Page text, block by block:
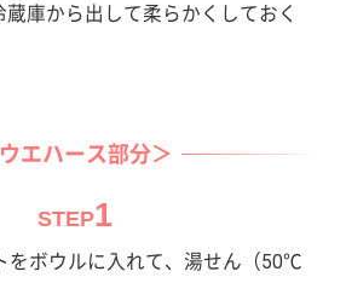
庫から出して柔らかくしておく
エハース部分＞
STEP1
をボウルに入れて、湯せん（50℃